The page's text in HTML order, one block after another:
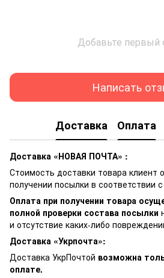
Добавьте первый
Написать
Доставка Оплата
Доставка «НОВАЯ ПОЧТА» :
Стоимость доставки товара клиент
получении посылки в соответствии
Оплата при получении товара
полной проверки состава посылки
и отсутствие каких-либо
Доставка «Укрпочта»:
Доставка УкрПочтой возможна
оплате.